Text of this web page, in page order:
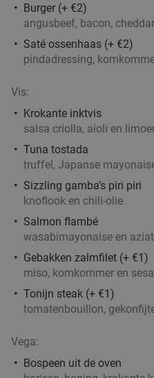
3-gangendiner à la
Toque in hartje Utrecht
Vandaag Morgen Wo
Utrecht
Verkocht: 216
3-gangendiner à la
Quignon
Vandaag Morgen Wo
Grand Cafe Quignon
Utrecht
Verkocht: 561
Burger (+ €2)
angusbeef, bacon,
Saté ossenhaas (+ €2)
pindadressing,
Vis:
Krokante inktvis
salsa criolla, aioli en
Tuna tostada
truffel, Japanse
Sizzling gamba’s piri piri
knoflook en chili-olie
Salmon flambé
wasabimayonaise en
Gebakken zalmfilet (+ €1)
miso, komkommer en
Tonijn steak (+ €1)
tomatenbouillon,
Vega:
Bospeen uit de oven